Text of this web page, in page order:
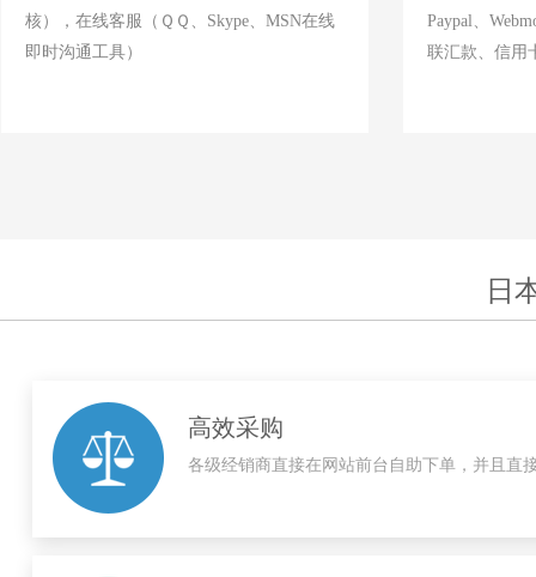
核），在线客服（ＱＱ、Skype、MSN在线
即时沟通工具）
Paypal、
联汇款、信用
日
高效采购
各级经销商直接在网站前台自助下单，并且直